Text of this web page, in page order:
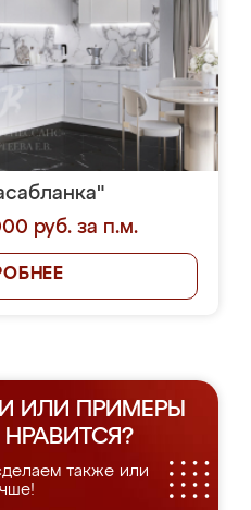
руб. за п.м.
ИЛИ ПРИМЕРЫ
НРАВИТСЯ?
также или